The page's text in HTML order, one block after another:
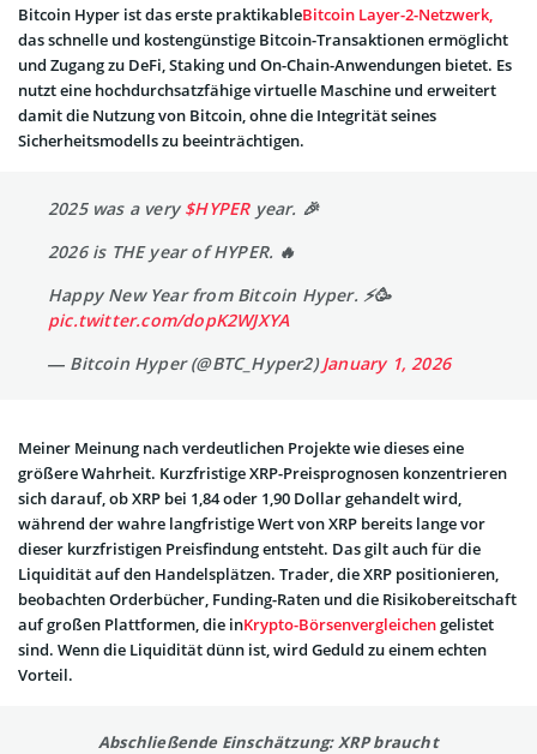
Bitcoin Hyper ist das erste praktikableBitcoin Layer-2-Netzwerk,
das schnelle und kostengünstige Bitcoin-Transaktionen ermöglicht
und Zugang zu DeFi, Staking und On-Chain-Anwendungen bietet. Es
nutzt eine hochdurchsatzfähige virtuelle Maschine und erweitert
damit die Nutzung von Bitcoin, ohne die Integrität seines
Sicherheitsmodells zu beeinträchtigen.
2025 was a very $HYPERyear. 🎉
2026 is THE year of HYPER. 🔥
Happy New Year from Bitcoin Hyper. ⚡️🥳
pic.twitter.com/dopK2WJXYA
— Bitcoin Hyper (@BTC_Hyper2)January 1, 2026
Meiner Meinung nach verdeutlichen Projekte wie dieses eine
größere Wahrheit. Kurzfristige XRP-Preisprognosen konzentrieren
sich darauf, ob XRP bei 1,84 oder 1,90 Dollar gehandelt wird,
während der wahre langfristige Wert von XRP bereits lange vor
dieser kurzfristigen Preisfindung entsteht. Das gilt auch für die
Liquidität auf den Handelsplätzen. Trader, die XRP positionieren,
beobachten Orderbücher, Funding-Raten und die Risikobereitschaft
auf großen Plattformen, die inKrypto-Börsenvergleichengelistet
sind. Wenn die Liquidität dünn ist, wird Geduld zu einem echten
Vorteil.
Abschließende Einschätzung: XRP braucht